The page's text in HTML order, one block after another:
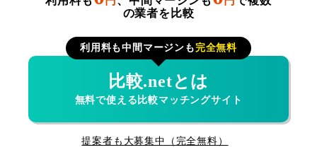
の業者を比較
利用料も中間マージンも 完全無料
比較.netとは
無料で使える比較マッチングサイト
提案者も大募集中（完全無料）